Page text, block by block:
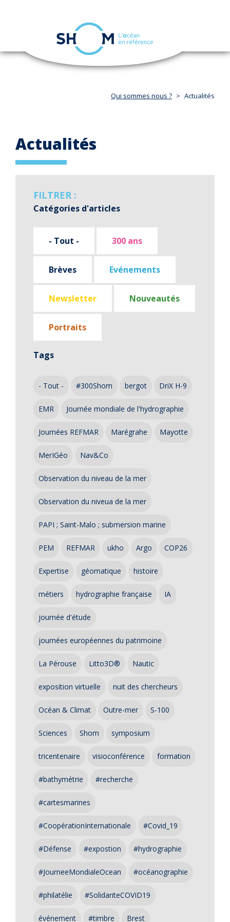
Aller
navigation
Qui sommes nous ? Actualités
Actualités
FILTRER :
Catégories d'articles
- Tout - 300 ans
Brèves Evénements
Newsletter Nouveautés
Portraits
Tags
- Tout - #300Shom bergot DriX H-9
EMR Journée mondiale de l'hydrographie
Journées REFMAR Marégrahe Mayotte
MerIGéo Nav&Co
Observation du niveau de la mer
Observation du niveua de la mer
PAPI ; Saint-Malo ; submersion marine
PEM REFMAR ukho Argo COP26
Expertise géomatique histoire
métiers hydrographie française IA
journée d'étude
journées européennes du patrimoine
La Pérouse Litto3D® Nautic
exposition virtuelle nuit des chercheurs
Océan & Climat Outre-mer S-100
Sciences Shom symposium
tricentenaire visioconférence formation
#bathymétrie #recherche
#cartesmarines
#CoopérationInternationale #Covid_19
#Défense #expostion #hydrographie
#JourneeMondialeOcean #océanographie
#philatélie #SolidariteCOVID19
événement #timbre Brest